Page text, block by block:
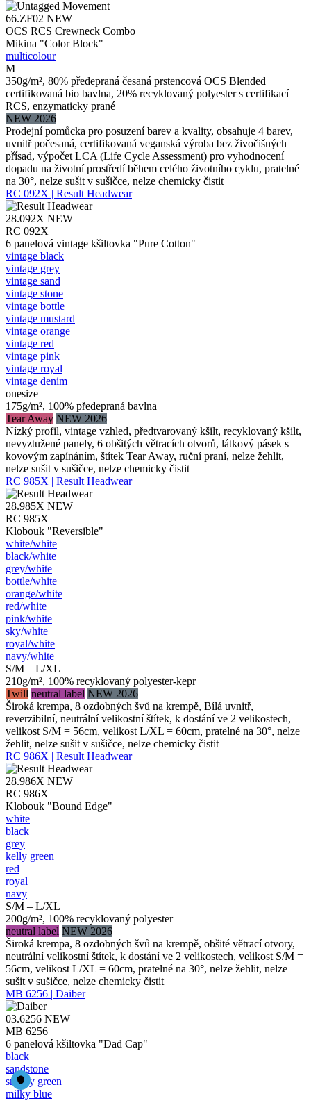
66.ZF02 NEW
OCS RCS Crewneck Combo
Mikina "Color Block"
multicolour
M
350g/m², 80% předepraná česaná prstencová OCS Blended
certifikovaná bio bavlna, 20% recyklovaný polyester s certifikací
RCS, enzymaticky prané
NEW 2026
Prodejní pomůcka pro posuzení barev a kvality, obsahuje 4 barev,
uvnitř počesaná, certifikovaná veganská výroba bez živočišných
přísad, výpočet LCA (Life Cycle Assessment) pro vyhodnocení
dopadu na životní prostředí během celého životního cyklu, pratelné
na 30°, nelze sušit v sušičce, nelze chemicky čistit
RC 092X | Result Headwear
28.092X NEW
RC 092X
6 panelová vintage kšiltovka "Pure Cotton"
vintage black
vintage grey
vintage sand
vintage stone
vintage bottle
vintage mustard
vintage orange
vintage red
vintage pink
vintage royal
vintage denim
onesize
175g/m², 100% předepraná bavlna
Tear Away NEW 2026
Nízký profil, vintage vzhled, předtvarovaný kšilt, recyklovaný kšilt,
nevyztužené panely, 6 obšitých větracích otvorů, látkový pásek s
kovovým zapínáním, štítek Tear Away, ruční praní, nelze žehlit,
nelze sušit v sušičce, nelze chemicky čistit
RC 985X | Result Headwear
28.985X NEW
RC 985X
Klobouk "Reversible"
white/​white
black/​white
grey/​white
bottle/​white
orange/​white
red/​white
pink/​white
sky/​white
royal/​white
navy/​white
S/M – L/XL
210g/m², 100% recyklovaný polyester-kepr
Twill neutral label NEW 2026
Široká krempa, 8 ozdobných švů na krempě, Bílá uvnitř,
reverzibilní, neutrální velikostní štítek, k dostání ve 2 velikostech,
velikost S/M = 56cm, velikost L/XL = 60cm, pratelné na 30°, nelze
žehlit, nelze sušit v sušičce, nelze chemicky čistit
RC 986X | Result Headwear
28.986X NEW
RC 986X
Klobouk "Bound Edge"
white
black
grey
kelly green
red
royal
navy
S/M – L/XL
200g/m², 100% recyklovaný polyester
neutral label NEW 2026
Široká krempa, 8 ozdobných švů na krempě, obšité větrací otvory,
neutrální velikostní štítek, k dostání ve 2 velikostech, velikost S/M =
56cm, velikost L/XL = 60cm, pratelné na 30°, nelze žehlit, nelze
sušit v sušičce, nelze chemicky čistit
MB 6256 | Daiber
03.6256 NEW
MB 6256
6 panelová kšiltovka "Dad Cap"
black
sandstone
smoky green
milky blue